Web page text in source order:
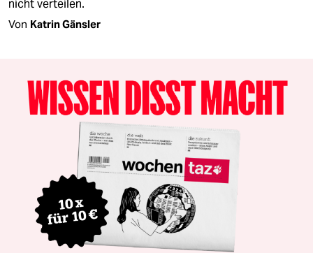
nicht verteilen.
Von Katrin Gänsler